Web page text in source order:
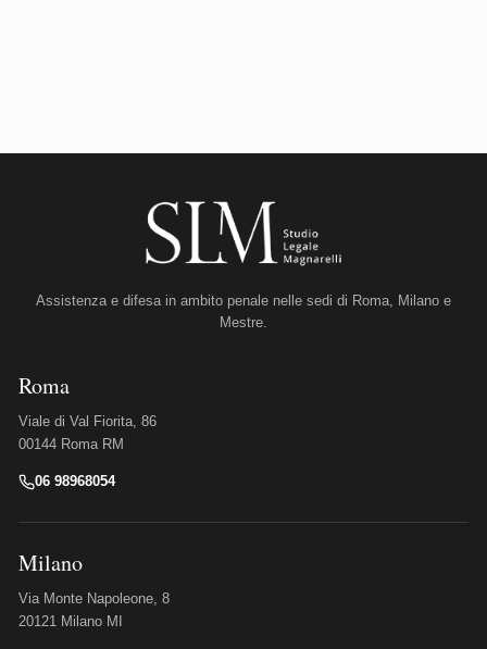
Assistenza e difesa in ambito penale nelle sedi di Roma, Milano e
Mestre.
Roma
Viale di Val Fiorita, 86
00144 Roma RM
06 98968054
Milano
Via Monte Napoleone, 8
20121 Milano MI